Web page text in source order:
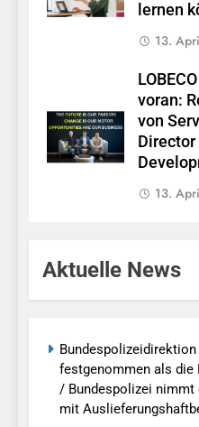
lernen
13.
voran:
von
13.
Aktuelle News
festgenommen als die
/ Bundespolizei nimmt
mit